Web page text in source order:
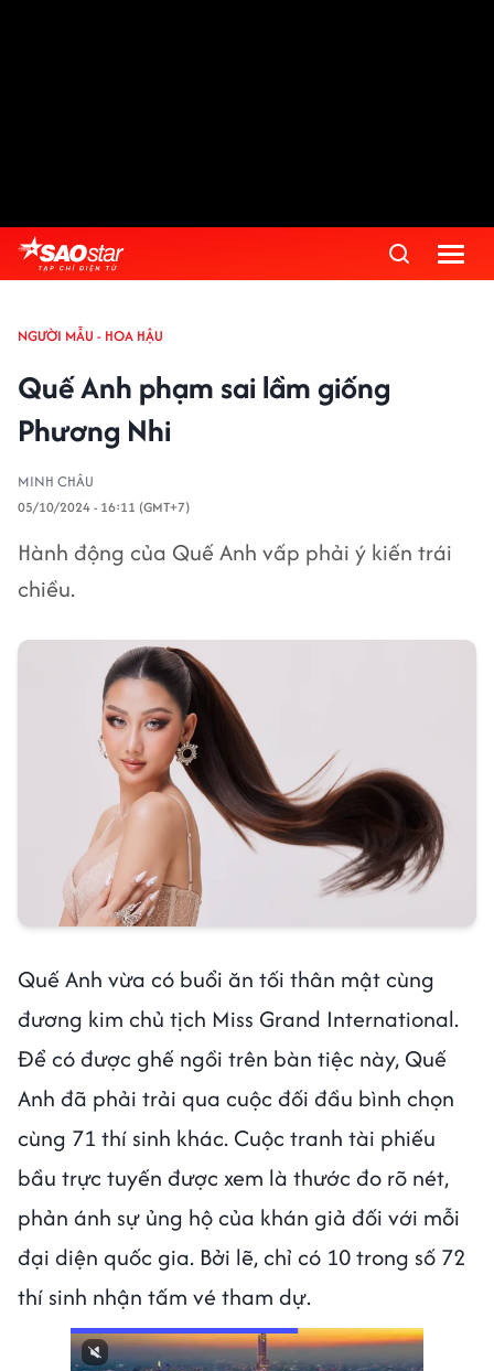
NGƯỜI MẪU - HOA HẬU
Quế Anh phạm sai lầm giống
Phương Nhi
MINH CHÂU
05/10/2024 - 16:11 (GMT+7)
Hành động của Quế Anh vấp phải ý kiến trái
chiều.
Quế Anh vừa có buổi ăn tối thân mật cùng
đương kim chủ tịch Miss Grand International.
Để có được ghế ngồi trên bàn tiệc này, Quế
Anh đã phải trải qua cuộc đối đầu bình chọn
cùng 71 thí sinh khác. Cuộc tranh tài phiếu
bầu trực tuyến được xem là thước đo rõ nét,
phản ánh sự ủng hộ của khán giả đối với mỗi
đại diện quốc gia. Bởi lẽ, chỉ có 10 trong số 72
thí sinh nhận tấm vé tham dự.